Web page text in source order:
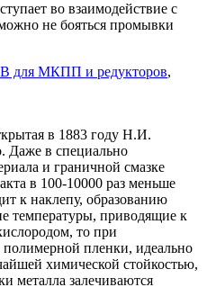
во взаимодействие с
не бояться промывки
МКПП и редукторов,
в 1883 году Н.И.
Даже в специально
и граничной смазке
в 100-10000 раз меньше
к наклепу, образованию
температуры, приводящие к
то при
пленки, идеально
химической стойкостью,
металла залечиваются